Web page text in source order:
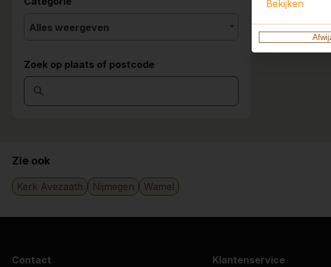
Bekijken
Alles weergeven
Zoek op plaats of postcode
Zie ook
Kerk Avezaath Nijmegen Wamel
Contact Klantenservice